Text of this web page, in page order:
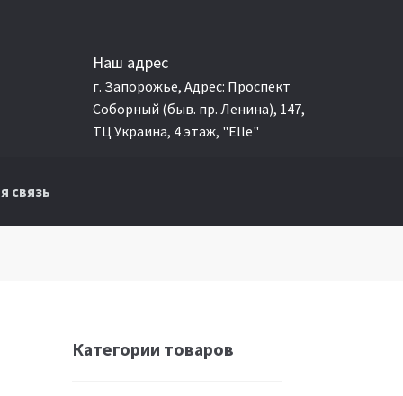
Наш адрес
г. Запорожье, Адрес: Проспект
Соборный (быв. пр. Ленина), 147,
ТЦ Украина, 4 этаж, "Elle"
связь
Категории товаров